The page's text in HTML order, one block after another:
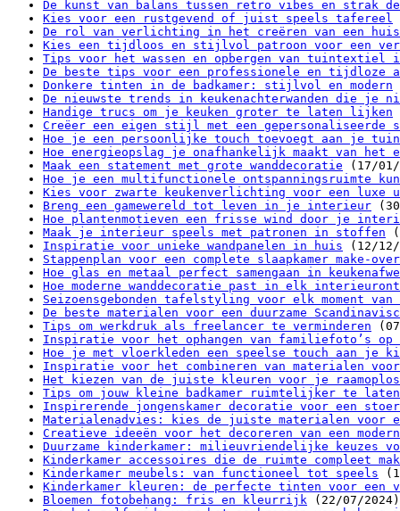
De kunst van balans tussen retro vibes en strak
Kies voor een rustgevend of juist speels tafereel
De rol van verlichting in het creëren van een
Kies een tijdloos en stijlvol patroon voor een
Tips voor het wassen en opbergen van tuintextiel
De beste tips voor een professionele en tijdloze
Donkere tinten in de badkamer: stijlvol en modern
De nieuwste trends in keukenachterwanden die je
Handige trucs om je keuken groter te laten lijken
Creëer een eigen stijl met een gepersonaliseerde
Hoe je een persoonlijke touch toevoegt aan je
Hoe energieopslag je onafhankelijk maakt van het
Maak een statement met grote wanddecoratie
(17/
Hoe je een multifunctionele ontspanningsruimte
Kies voor zwarte keukenverlichting voor een
Breng een gamewereld tot leven in je interieur
Hoe plantenmotieven een frisse wind door je
Maak je interieur speels met patronen in stoffen
Inspiratie voor unieke wandpanelen in huis
(12/
Stappenplan voor een complete slaapkamer make-over
Hoe glas en metaal perfect samengaan in
Hoe moderne wanddecoratie past in elk
Seizoensgebonden tafelstyling voor elk moment
De beste materialen voor een duurzame
Tips om werkdruk als freelancer te verminderen
Inspiratie voor het ophangen van familiefoto’s op
Hoe je met vloerkleden een speelse touch aan je
Inspiratie voor het combineren van materialen voor
Het kiezen van de juiste kleuren voor je
Tips om jouw kleine badkamer ruimtelijker te
Inspirerende jongenskamer decoratie voor een
Materialenadvies: kies de juiste materialen voor
Creatieve ideeën voor het decoreren van een
Duurzame kinderkamer: milieuvriendelijke keuzes
Kinderkamer accessoires die de ruimte compleet
Kinderkamer meubels: van functioneel tot speels
Kinderkamer kleuren: de perfecte tinten voor
Bloemen fotobehang: fris en kleurrijk
(22/07/2024)